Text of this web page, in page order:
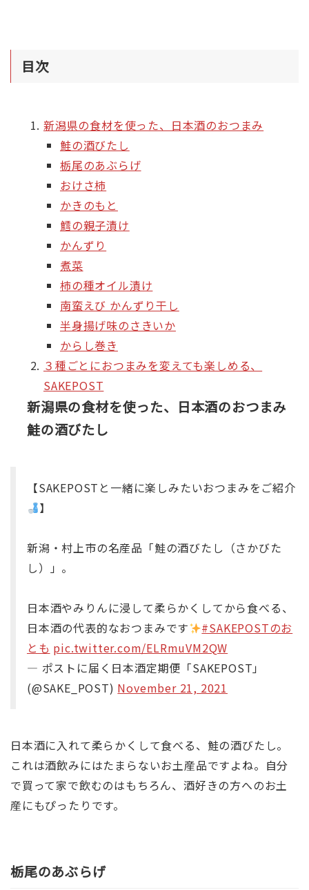
目次
新潟県の食材を使った、日本酒のおつまみ
鮭の酒びたし
栃尾のあぶらげ
おけさ柿
かきのもと
鱈の親子漬け
かんずり
煮菜
柿の種オイル漬け
南蛮えび かんずり干し
半身揚げ味のさきいか
からし巻き
３種ごとにおつまみを変えても楽しめる、
SAKEPOST
新潟県の食材を使った、日本酒のおつまみ
鮭の酒びたし
【SAKEPOSTと一緒に楽しみたいおつまみをご紹介
】
新潟・村上市の名産品「鮭の酒びたし（さかびた
し）」。
日本酒やみりんに浸して柔らかくしてから食べる、
日本酒の代表的なおつまみです
#SAKEPOSTのお
とも pic.twitter.com/ELRmuVM2QW
— ポストに届く日本酒定期便「SAKEPOST」
(@SAKE_POST) November 21, 2021
日本酒に入れて柔らかくして食べる、鮭の酒びたし。
これは酒飲みにはたまらないお土産品ですよね。自分
で買って家で飲むのはもちろん、酒好きの方へのお土
産にもぴったりです。
栃尾のあぶらげ